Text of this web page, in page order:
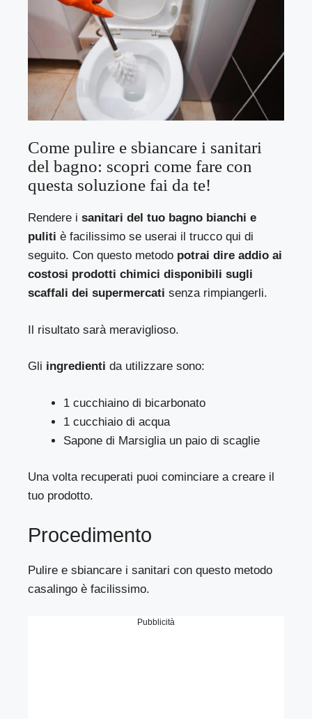
Come pulire e sbiancare i sanitari
del bagno: scopri come fare con
questa soluzione fai da te!
Rendere isanitari del tuo bagno bianchi e
puliti è facilissimo se userai il trucco qui di
seguito. Con questo metodo potrai dire addio ai
costosi prodotti chimici disponibili sugli
scaffali dei supermercati senza rimpiangerli.
Il risultato sarà meraviglioso.
Gli ingredienti da utilizzare sono:
1 cucchiaino di bicarbonato
1 cucchiaio di acqua
Sapone di Marsiglia un paio di scaglie
Una volta recuperati puoi cominciare a creare il
tuo prodotto.
Procedimento
Pulire e sbiancare i sanitari con questo metodo
casalingo è facilissimo.
Pubblicità